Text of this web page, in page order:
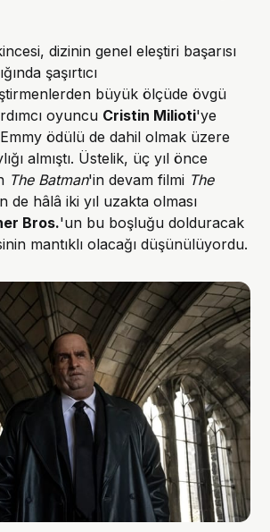
dizinin genel eleştiri başarısı
şaşırtıcı
büyük ölçüde övgü
oyuncu Cristin Milioti'ye
Emmy ödülü de dahil olmak üzere
almıştı. Üstelik, üç yıl önce
The Batman'in devam filmi The
de hâlâ iki yıl uzakta olması
Bros.'un bu boşluğu dolduracak
mantıklı olacağı düşünülüyordu.